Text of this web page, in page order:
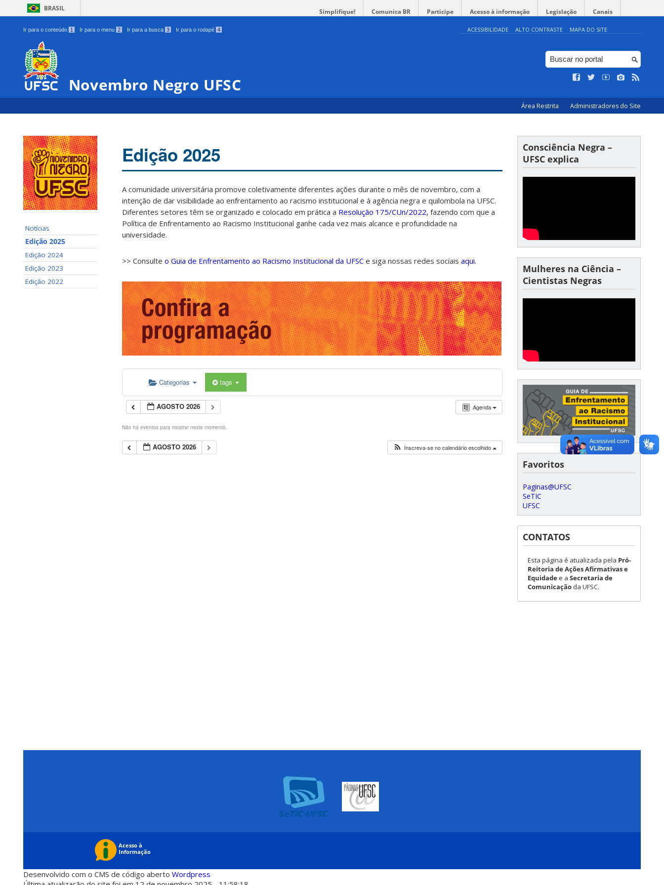
BRASIL Simplifique! Comunica BR Participe Acesso à informação Legislação Canais
Ir para o conteúdo 1 Ir para o menu 2 Ir para a busca 3 Ir para o rodapé 4 ACESSIBILIDADE ALTO CONTRASTE MAPA DO SITE
Novembro Negro UFSC
Área Restrita Administradores do Site
Notícias
Edição 2025
Edição 2024
Edição 2023
Edição 2022
Edição 2025
A comunidade universitária promove coletivamente diferentes ações durante o mês de novembro, com a
intenção de dar visibilidade ao enfrentamento ao racismo institucional e à agência negra e quilombola na UFSC.
Diferentes setores têm se organizado e colocado em prática a Resolução 175/CUn/2022, fazendo com que a
Política de Enfrentamento ao Racismo Institucional ganhe cada vez mais alcance e profundidade na
universidade.
>> Consulte o Guia de Enfrentamento ao Racismo Institucional da UFSC e siga nossas redes sociais aqui.
Categorias tags
Agenda
AGOSTO 2026
Não há eventos para mostrar neste momento.
AGOSTO 2026 Inscreva-se no calendário escolhido
Consciência Negra –
UFSC explica
Mulheres na Ciência –
Cientistas Negras
Favoritos
Paginas@UFSC
SeTIC
UFSC
CONTATOS
Esta página é atualizada pela Pró-
Reitoria de Ações Afirmativas e
Equidadee a Secretaria de
Comunicação da UFSC.
Desenvolvido com o CMS de código aberto Wordpress